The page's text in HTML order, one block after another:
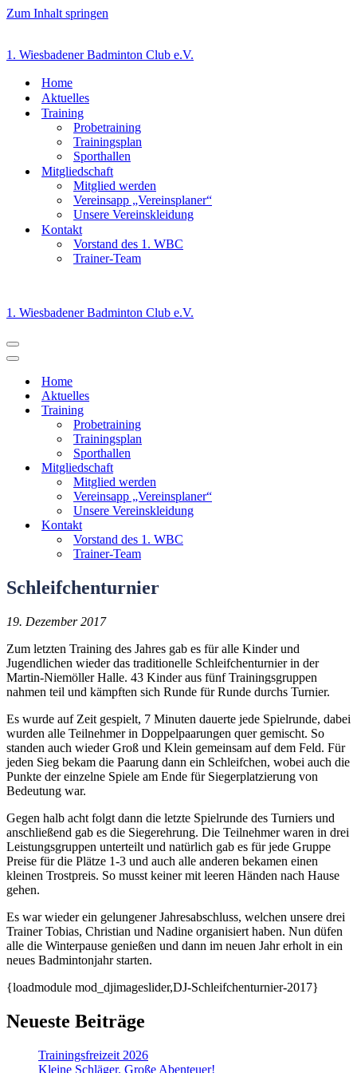
Zum Inhalt springen
1. Wiesbadener Badminton Club e.V.
Home
Aktuelles
Training
Probetraining
Trainingsplan
Sporthallen
Mitgliedschaft
Mitglied werden
Vereinsapp „Vereinsplaner“
Unsere Vereinskleidung
Kontakt
Vorstand des 1. WBC
Trainer-Team
1. Wiesbadener Badminton Club e.V.
Navigationsmenü
Navigationsmenü
Home
Aktuelles
Training
Probetraining
Trainingsplan
Sporthallen
Mitgliedschaft
Mitglied werden
Vereinsapp „Vereinsplaner“
Unsere Vereinskleidung
Kontakt
Vorstand des 1. WBC
Trainer-Team
Schleifchenturnier
19. Dezember 2017
Zum letzten Training des Jahres gab es für alle Kinder und
Jugendlichen wieder das traditionelle Schleifchenturnier in der
Martin-Niemöller Halle. 43 Kinder aus fünf Trainingsgruppen
nahmen teil und kämpften sich Runde für Runde durchs Turnier.
Es wurde auf Zeit gespielt, 7 Minuten dauerte jede Spielrunde, dabei
wurden alle Teilnehmer in Doppelpaarungen quer gemischt. So
standen auch wieder Groß und Klein gemeinsam auf dem Feld. Für
jeden Sieg bekam die Paarung dann ein Schleifchen, wobei auch die
Punkte der einzelne Spiele am Ende für Siegerplatzierung von
Bedeutung war.
Gegen halb acht folgt dann die letzte Spielrunde des Turniers und
anschließend gab es die Siegerehrung. Die Teilnehmer waren in drei
Leistungsgruppen unterteilt und natürlich gab es für jede Gruppe
Preise für die Plätze 1-3 und auch alle anderen bekamen einen
kleinen Trostpreis. So musst keiner mit leeren Händen nach Hause
gehen.
Es war wieder ein gelungener Jahresabschluss, welchen unsere drei
Trainer Tobias, Christian und Nadine organisiert haben. Nun düfen
alle die Winterpause genießen und dann im neuen Jahr erholt in ein
neues Badmintonjahr starten.
{loadmodule mod_djimageslider,DJ-Schleifchenturnier-2017}
Neueste Beiträge
Trainingsfreizeit 2026
Kleine Schläger. Große Abenteuer!